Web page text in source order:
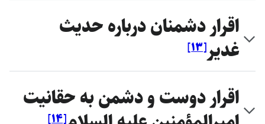
اقرار دشمنان درباره حديث
غدير[۱۳]
اقرار دوست و دشمن به حقانيت
[۱۴]